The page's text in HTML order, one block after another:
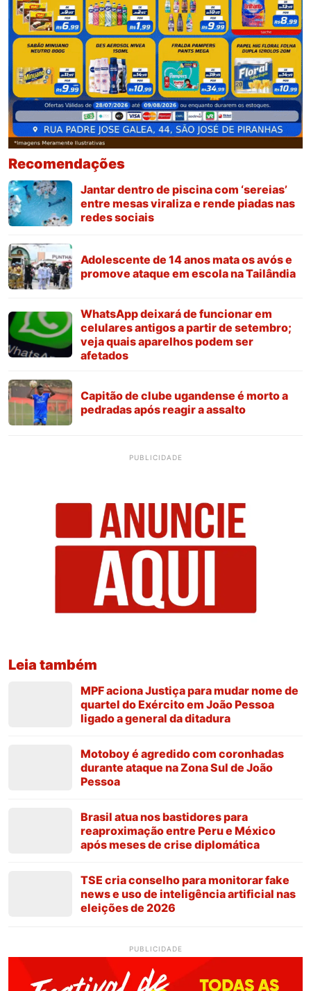
Recomendações
Jantar dentro de piscina com ‘sereias’
entre mesas viraliza e rende piadas nas
redes sociais
Adolescente de 14 anos mata os avós e
promove ataque em escola na Tailândia
WhatsApp deixará de funcionar em
celulares antigos a partir de setembro;
veja quais aparelhos podem ser
afetados
Capitão de clube ugandense é morto a
pedradas após reagir a assalto
PUBLICIDADE
Leia também
MPF aciona Justiça para mudar nome de
quartel do Exército em João Pessoa
ligado a general da ditadura
Motoboy é agredido com coronhadas
durante ataque na Zona Sul de João
Pessoa
Brasil atua nos bastidores para
reaproximação entre Peru e México
após meses de crise diplomática
TSE cria conselho para monitorar fake
news e uso de inteligência artificial nas
eleições de 2026
PUBLICIDADE